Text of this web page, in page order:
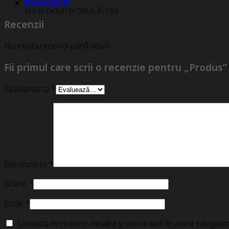
Nu ai niciun produs în coș.
Recenzii (0)
Recenzii
Nu există recenzii până acum.
Fii primul care scrii o recenzie pentru „Produs”
Evaluarea ta *
Recenzia ta *
Nume *
Email *
Salvează-mi numele, emailul și site-ul web în acest